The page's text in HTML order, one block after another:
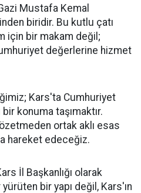
Mustafa Kemal
biridir. Bu kutlu çatı
için bir makam değil;
değerlerine hizmet
Kars'ta Cumhuriyet
konuma taşımaktır.
ortak aklı esas
hareket edeceğiz.
İl Başkanlığı olarak
bir yapı değil, Kars'ın